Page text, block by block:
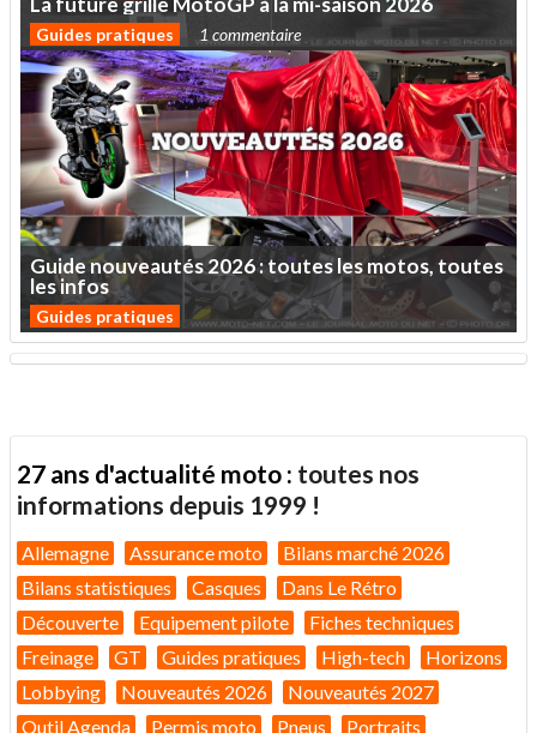
Guides pratiques 1 commentaire
Guidenouveautés2026:touteslesmotos,toutes
lesinfos
Guides pratiques
27 ans d'actualité moto : toutes nos
informations depuis 1999 !
Allemagne Assurance moto
Bilans marché 2026
Bilans statistiques
Casques
Dans Le Rétro
Découverte
Equipement pilote
Fiches techniques
Freinage
GT Guides pratiques High-tech
Horizons
Lobbying
Nouveautés 2026
Nouveautés 2027
Outil Agenda
Permis moto Pneus Portraits